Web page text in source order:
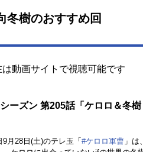
冬樹のおすすめ回
動画サイトで視聴可能です
ーズン 第205話「ケロロ＆冬
9月28日(土)のテレ玉「 #ケロロ軍曹」は